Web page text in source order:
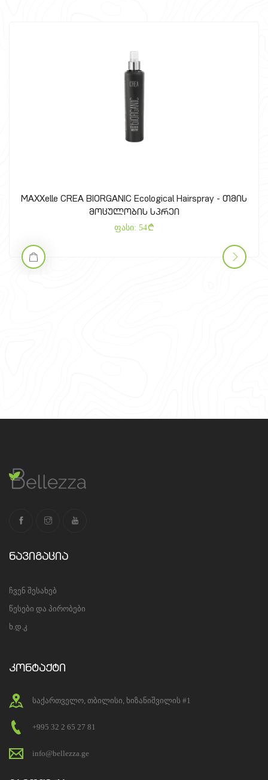
MAXXelle CREA BIORGANIC Ecological Hairspray - თმის
მოცულობის სპრეი
ფასი: 54
ნავიგაცია
ჩვენ შესახებ
წესები და პირობები
ხ.დ.კ
კონტაქტი
საქართველო, თბილისი, ხიზანიშვილის #1
+995 32 2 65 27 81
info@bellezza.ge